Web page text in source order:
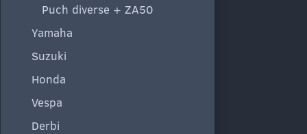
Puch diverse + ZA50
Yamaha
Suzuki
Honda
Vespa
Derbi